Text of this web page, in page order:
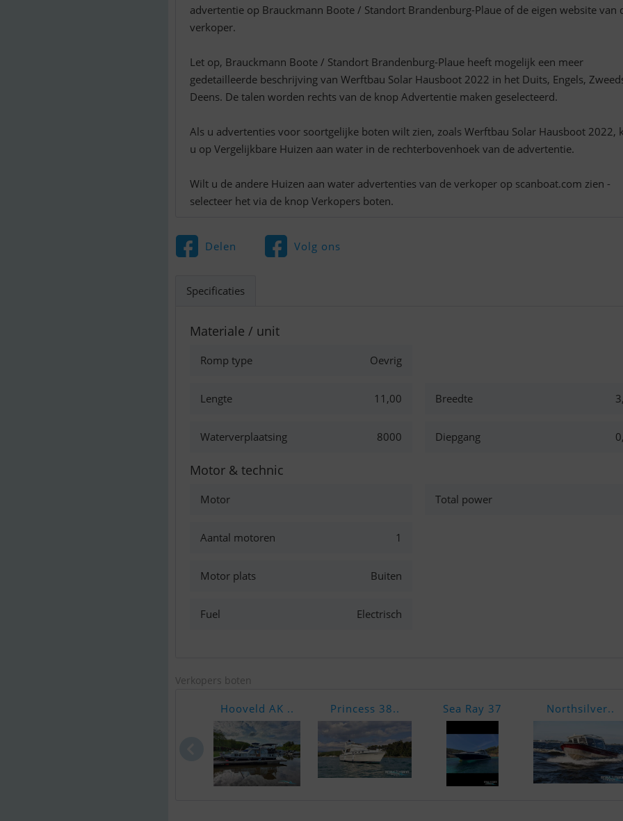
advertentie op Brauckmann Boote / Standort Brandenburg-Plaue of de eigen website van
verkoper.
Let op, Brauckmann Boote / Standort Brandenburg-Plaue heeft mogelijk een meer
gedetailleerde beschrijving van Werftbau Solar Hausboot 2022 in het Duits, Engels,
Deens. De talen worden rechts van de knop Advertentie maken geselecteerd.
Als u advertenties voor soortgelijke boten wilt zien, zoals Werftbau Solar Hausboot 2022,
u op Vergelijkbare Huizen aan water in de rechterbovenhoek van de advertentie.
Wilt u de andere Huizen aan water advertenties van de verkoper op scanboat.com zien -
selecteer het via de knop Verkopers boten.
Delen Volg ons
Specificaties
Materiale / unit
Romp type Oevrig
Lengte 11,00 Breedte
Waterverplaatsing 8000 Diepgang
Motor & technic
Motor Total power
Aantal motoren 1
Motor plats Buiten
Fuel Electrisch
Verkopers boten
Hooveld AK .. Princess 38.. Sea Ray 37 Northsilver..